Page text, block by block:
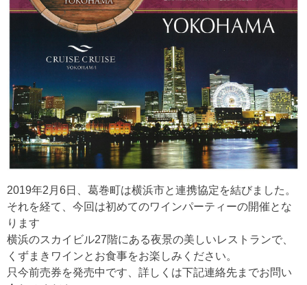
2019年2月6日、葛巻町は横浜市と連携協定を結びました。
それを経て、今回は初めてのワインパーティーの開催とな
ります
横浜のスカイビル27階にある夜景の美しいレストランで、
くずまきワインとお食事をお楽しみください。
只今前売券を発売中です、詳しくは下記連絡先までお問い